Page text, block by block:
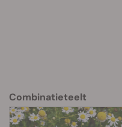
Combinatieteelt